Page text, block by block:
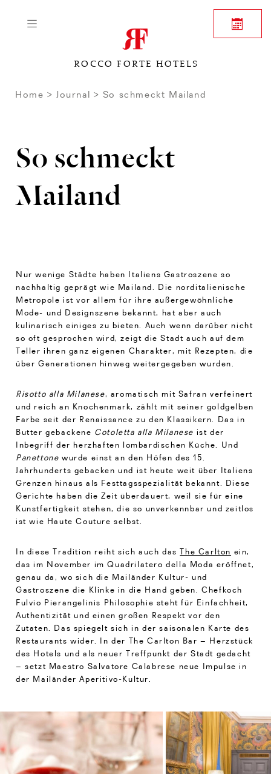
ROCCO FORTE HOTELS
Home Journal So schmeckt Mailand
So schmeckt
Mailand
Nur wenige Städte haben Italiens Gastroszene so
nachhaltig geprägt wie Mailand. Die norditalienische
Metropole ist vor allem für ihre außergewöhnliche
Mode- und Designszene bekannt, hat aber auch
kulinarisch einiges zu bieten. Auch wenn darüber nicht
so oft gesprochen wird, zeigt die Stadt auch auf dem
Teller ihren ganz eigenen Charakter, mit Rezepten, die
über Generationen hinweg weitergegeben wurden.
Risotto alla Milanese, aromatisch mit Safran verfeinert
und reich an Knochenmark, zählt mit seiner goldgelben
Farbe seit der Renaissance zu den Klassikern. Das in
Butter gebackene Cotoletta alla Milanese ist der
Inbegriff der herzhaften lombardischen Küche. Und
Panettone wurde einst an den Höfen des 15.
Jahrhunderts gebacken und ist heute weit über Italiens
Grenzen hinaus als Festtagsspezialität bekannt. Diese
Gerichte haben die Zeit überdauert, weil sie für eine
Kunstfertigkeit stehen, die so unverkennbar und zeitlos
ist wie Haute Couture selbst.
In diese Tradition reiht sich auch dasThe Carlton ein,
das im November im Quadrilatero della Moda eröffnet,
genau da, wo sich die Mailänder Kultur- und
Gastroszene die Klinke in die Hand geben. Chefkoch
Fulvio Pierangelinis Philosophie steht für Einfachheit,
Authentizität und einen großen Respekt vor den
Zutaten. Das spiegelt sich in der saisonalen Karte des
Restaurants wider. In der The Carlton Bar – Herzstück
des Hotels und als neuer Treffpunkt der Stadt gedacht
– setzt Maestro Salvatore Calabrese neue Impulse in
der Mailänder Aperitivo-Kultur.